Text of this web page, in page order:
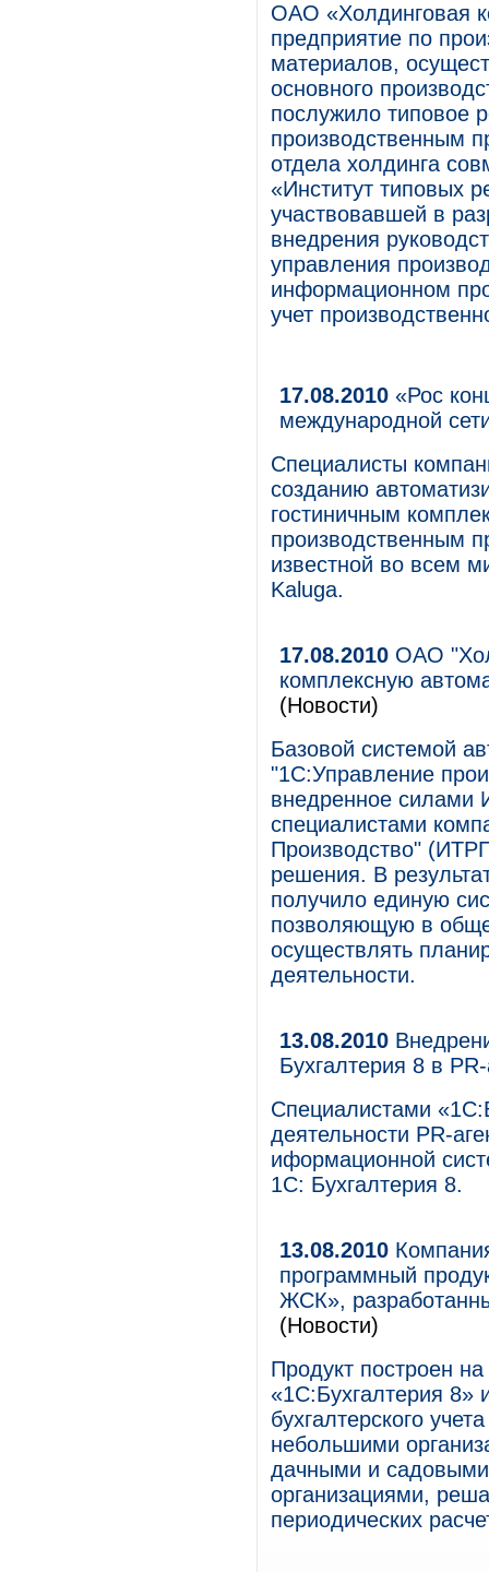
ОАО «Холдинговая
предприятие по
материалов,
основного
послужило типовое
производственным
отдела холдинга
«Институт типовых
участвовавшей в
внедрения
управления
информационном
учет
17.08.2010 «Рос
международной
Специалисты
созданию
гостиничным
производственным
известной во всем
Kaluga.
17.08.2010 ОАО
комплексную
(Новости)
Базовой системой
"1С:Управление
внедренное силами
специалистами
Производство"
решения. В
получило единую
позволяющую в
осуществлять
деятельности.
13.08.2010
Бухгалтерия 8 в
Специалистами
деятельности PR-
иформационной
1С: Бухгалтерия 8.
13.08.2010
программный
ЖСК»,
(Новости)
Продукт построен
«1С:Бухгалтерия 8»
бухгалтерского
небольшими
дачными и садовыми
организациями,
периодических